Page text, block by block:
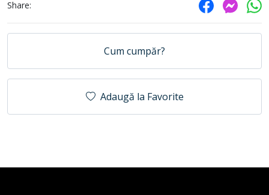
Share:
Cum cumpăr?
Adaugă la Favorite